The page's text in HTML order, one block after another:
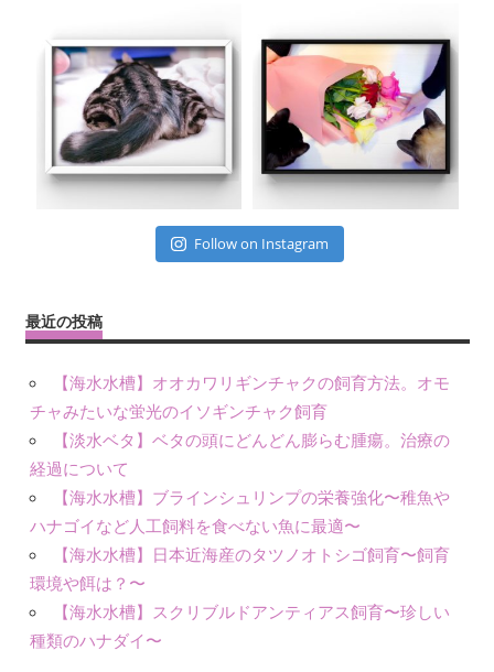
Follow on Instagram
最近の投稿
【海水水槽】オオカワリギンチャクの飼育方法。オモ
チャみたいな蛍光のイソギンチャク飼育
【淡水ベタ】ベタの頭にどんどん膨らむ腫瘍。治療の
経過について
【海水水槽】ブラインシュリンプの栄養強化〜稚魚や
ハナゴイなど人工飼料を食べない魚に最適〜
【海水水槽】日本近海産のタツノオトシゴ飼育〜飼育
環境や餌は？〜
【海水水槽】スクリブルドアンティアス飼育〜珍しい
種類のハナダイ〜